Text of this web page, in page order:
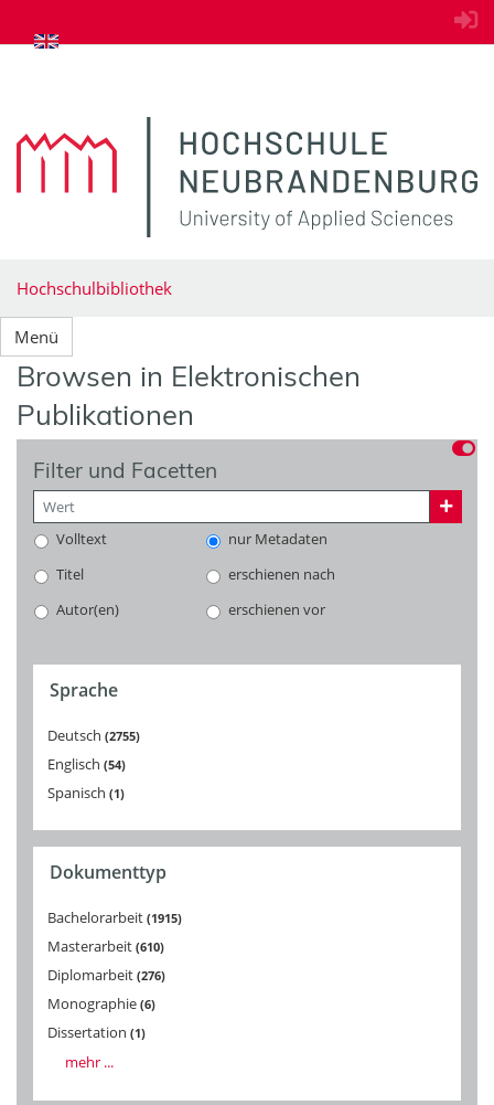
zum Inhalt springen
Hochschulbibliothek
Menü
Browsen in Elektronischen
Publikationen
Filter und Facetten
Volltext
nur Metadaten
Titel
erschienen nach
Autor(en)
erschienen vor
Sprache
Deutsch 2755
Englisch 54
Spanisch 1
Dokumenttyp
Bachelorarbeit 1915
Masterarbeit 610
Diplomarbeit 276
Monographie 6
Dissertation 1
mehr ...